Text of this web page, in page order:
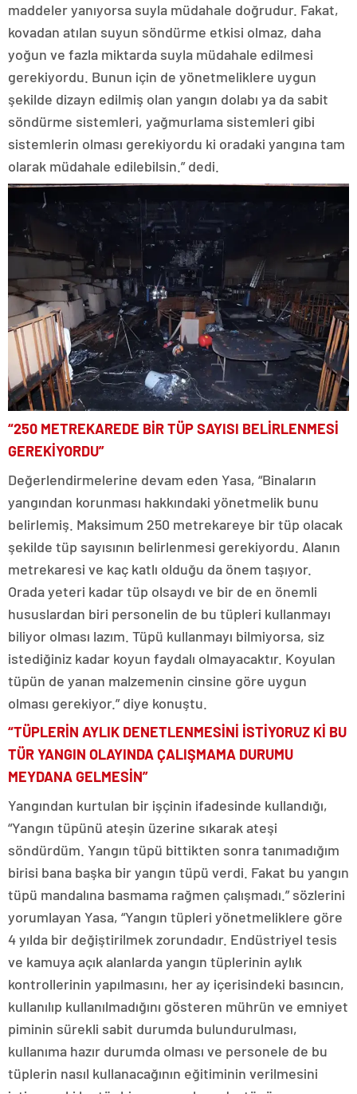
maddeler yanıyorsa suyla müdahale doğrudur. Fakat,
kovadan atılan suyun söndürme etkisi olmaz, daha
yoğun ve fazla miktarda suyla müdahale edilmesi
gerekiyordu. Bunun için de yönetmeliklere uygun
şekilde dizayn edilmiş olan yangın dolabı ya da sabit
söndürme sistemleri, yağmurlama sistemleri gibi
sistemlerin olması gerekiyordu ki oradaki yangına tam
olarak müdahale edilebilsin.” dedi.
“250 METREKAREDE BİR TÜP SAYISI BELİRLENMESİ
GEREKİYORDU”
Değerlendirmelerine devam eden Yasa, “Binaların
yangından korunması hakkındaki yönetmelik bunu
belirlemiş. Maksimum 250 metrekareye bir tüp olacak
şekilde tüp sayısının belirlenmesi gerekiyordu. Alanın
metrekaresi ve kaç katlı olduğu da önem taşıyor.
Orada yeteri kadar tüp olsaydı ve bir de en önemli
hususlardan biri personelin de bu tüpleri kullanmayı
biliyor olması lazım. Tüpü kullanmayı bilmiyorsa, siz
istediğiniz kadar koyun faydalı olmayacaktır. Koyulan
tüpün de yanan malzemenin cinsine göre uygun
olması gerekiyor.” diye konuştu.
“TÜPLERİN AYLIK DENETLENMESİNİ İSTİYORUZ Kİ BU
TÜR YANGIN OLAYINDA ÇALIŞMAMA DURUMU
MEYDANA GELMESİN”
Yangından kurtulan bir işçinin ifadesinde kullandığı,
“Yangın tüpünü ateşin üzerine sıkarak ateşi
söndürdüm. Yangın tüpü bittikten sonra tanımadığım
birisi bana başka bir yangın tüpü verdi. Fakat bu yangın
tüpü mandalına basmama rağmen çalışmadı.” sözlerini
yorumlayan Yasa, “Yangın tüpleri yönetmeliklere göre
4 yılda bir değiştirilmek zorundadır. Endüstriyel tesis
ve kamuya açık alanlarda yangın tüplerinin aylık
kontrollerinin yapılmasını, her ay içerisindeki basıncın,
kullanılıp kullanılmadığını gösteren mührün ve emniyet
piminin sürekli sabit durumda bulundurulması,
kullanıma hazır durumda olması ve personele de bu
tüplerin nasıl kullanacağının eğitiminin verilmesini